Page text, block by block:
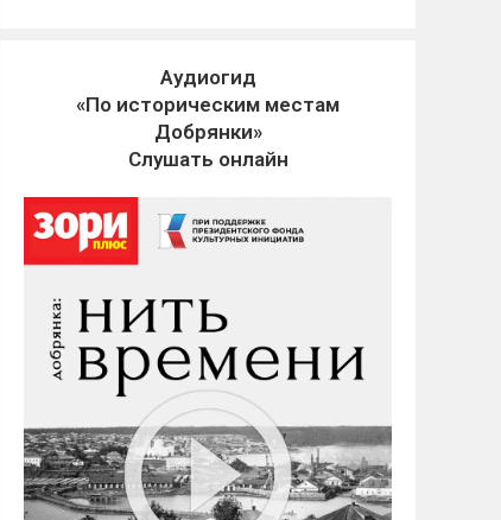
Аудиогид
«По историческим местам
Добрянки»
Слушать онлайн